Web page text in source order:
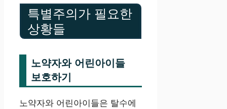
특별주의가 필요한
상황들
노약자와 어린아이들
보호하기
노약자와 어린아이들은 탈수에